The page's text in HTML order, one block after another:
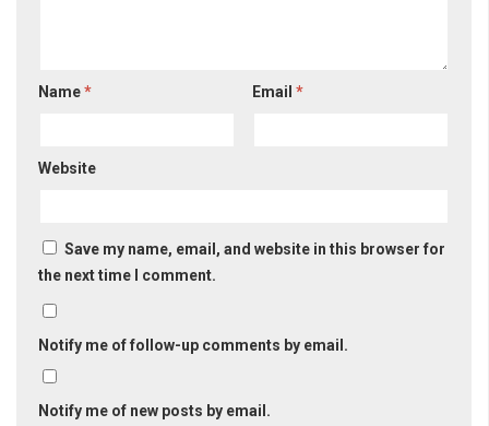
Name* Email*
Website
Save my name, email, and website in this browser for
the next time I comment.
Notify me of follow-up comments by email.
Notify me of new posts by email.